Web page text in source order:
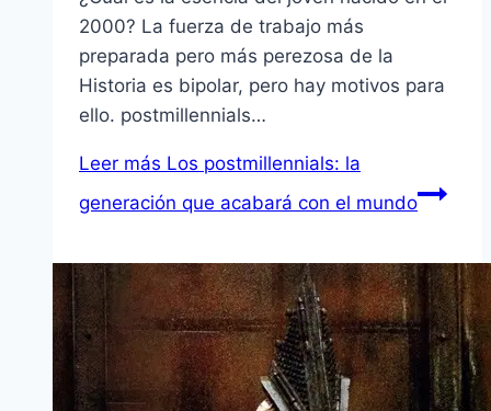
2000? La fuerza de trabajo más
preparada pero más perezosa de la
Historia es bipolar, pero hay motivos para
ello. postmillennials…
Leer más Los postmillennials: la
generación que acabará con el mundo